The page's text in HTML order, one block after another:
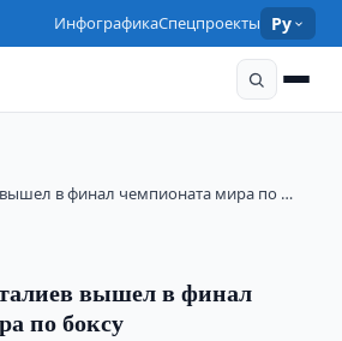
ИнфографикаСпецпроекты Ру
в финал чемпионата мира по …
вышел в финал
по боксу